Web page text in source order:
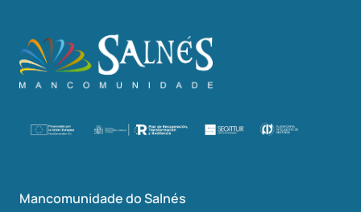
Mancomunidade do Salnés